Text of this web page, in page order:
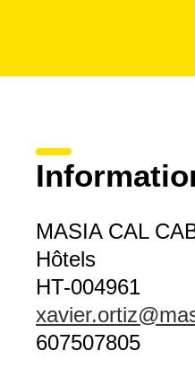
MASIA CAL
Hôtels
HT-004961
607507805